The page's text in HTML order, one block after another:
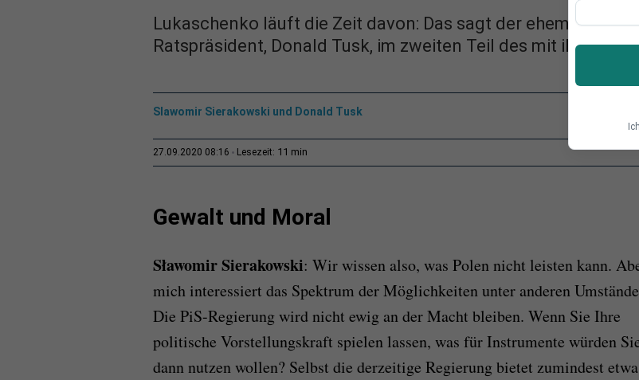
Lukaschenko läuft die Zeit davon: Das sagt der ehemalige
Ratspräsident, Donald Tusk, im zweiten Teil des mit ihm
Slawomir Sierakowski und Donald Tusk
27.09.2020 08:16 Lesezeit: 11 min
Gewalt und Moral
SławomirSierakowski: Wir wissen also, was Polen nicht leisten kann.
mich interessiert das Spektrum der Möglichkeiten unter anderen
Die PiS-Regierung wird nicht ewig an der Macht bleiben. Wenn Sie Ihre
politische Vorstellungskraft spielen lassen, was für Instrumente würden
dann nutzen wollen? Selbst die derzeitige Regierung bietet zumindest